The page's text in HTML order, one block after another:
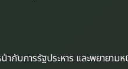
กับการรัฐประหาร และพยายาม